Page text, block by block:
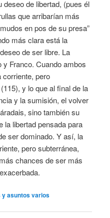
deseo de libertad, (pues él
que arribarían más
en pos de su presa”
más clara está la
de ser libre. La
Franco. Cuando ambos
corriente, pero
y lo que al final de la
y la sumisión, el volver
sino también su
la libertad pensada para
ser dominado. Y así, la
pero subterránea,
chances de ser más
y asuntos varios